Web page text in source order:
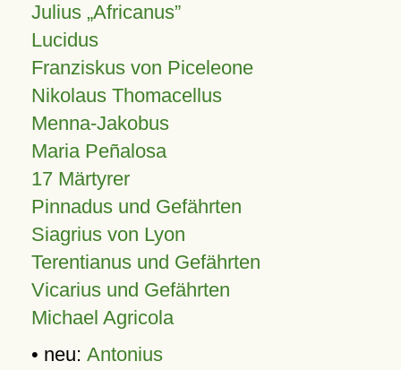
Julius Africanus
Lucidus
Franziskus von Piceleone
Nikolaus Thomacellus
Menna-Jakobus
Maria Peñalosa
17 Märtyrer
Pinnadus und Gefährten
Siagrius von Lyon
Terentianus und Gefährten
Vicarius und Gefährten
Michael Agricola
• neu: Antonius